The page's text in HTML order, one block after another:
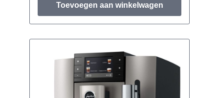
Toevoegen aan winkelwagen